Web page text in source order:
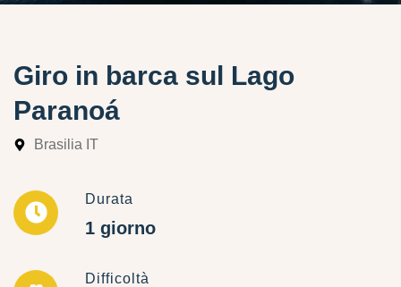
Giro in barca sul Lago
Paranoá
Brasilia IT
Durata
1 giorno
Difficoltà